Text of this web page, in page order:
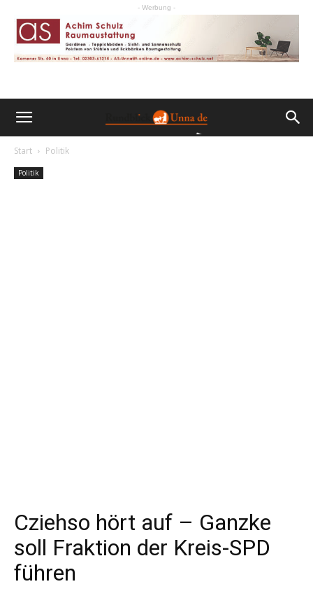
- Werbung -
Start Politik
Politik
Cziehso hört auf – Ganzke
soll Fraktion der Kreis-SPD
führen